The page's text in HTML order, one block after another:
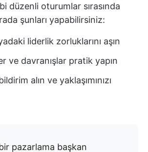
düzenli oturumlar sırasında
şunları yapabilirsiniz:
liderlik zorluklarını aşın
ve davranışlar pratik yapın
alın ve yaklaşımınızı
bir pazarlama başkan